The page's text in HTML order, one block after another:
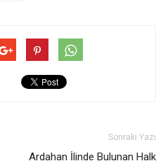
Sonraki Yazı
Ardahan İlinde Bulunan Halk